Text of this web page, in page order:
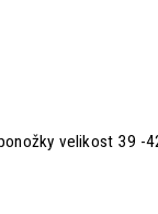
velikost 39 -